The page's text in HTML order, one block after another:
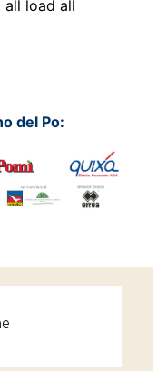
all load all
del Po: